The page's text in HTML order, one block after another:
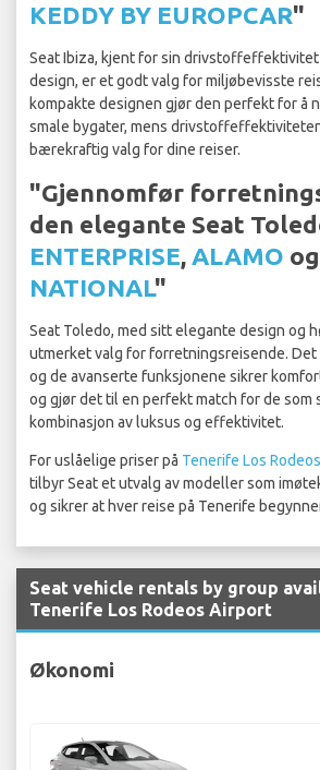
KEDDY BY EUROPCAR"
Seat Ibiza, kjent for sin drivstoffeffektivitet
design, er et godt valg for miljøbevisste
kompakte designen gjør den perfekt for å
smale bygater, mens
bærekraftig valg for dine reiser.
"Gjennomfør
den elegante Seat
ENTERPRISE, ALAMO og
NATIONAL"
Seat Toledo, med sitt elegante design og
utmerket valg for forretningsreisende.
og de avanserte funksjonene sikrer
og gjør det til en perfekt match for de som
kombinasjon av luksus og effektivitet.
For uslåelige priser på Tenerife Los
tilbyr Seat et utvalg av modeller som
og sikrer at hver reise på Tenerife
Seat vehicle rentals by group
Tenerife Los Rodeos Airport
Økonomi